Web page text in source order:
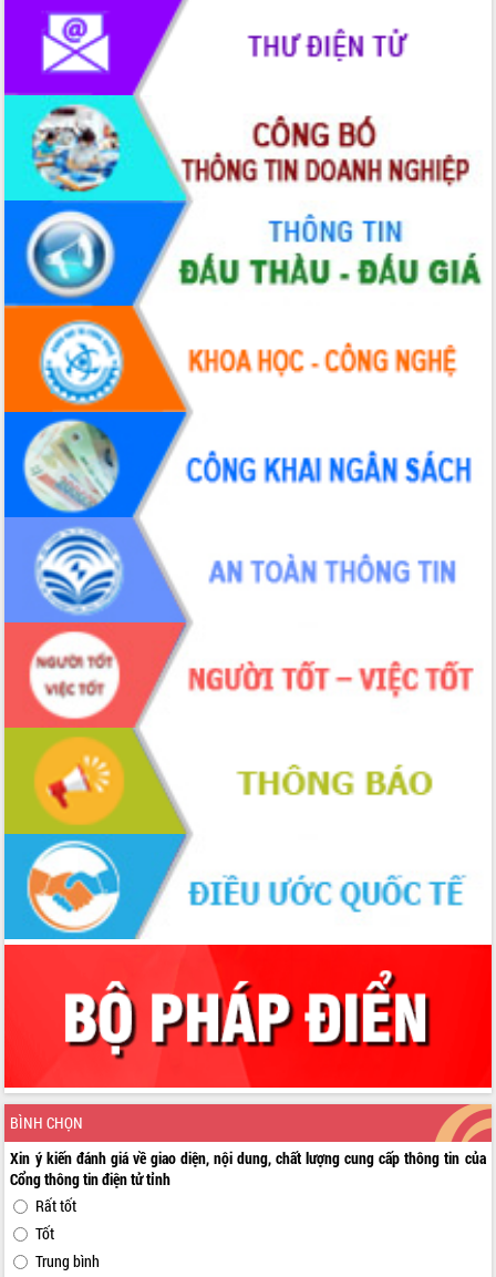
BÌNH CHỌN
Xin ý kiến đánh giá về giao diện, nội dung, chất lượng cung cấp thông tin của
Cổng thông tin điện tử tỉnh
Rất tốt
Tốt
Trung bình